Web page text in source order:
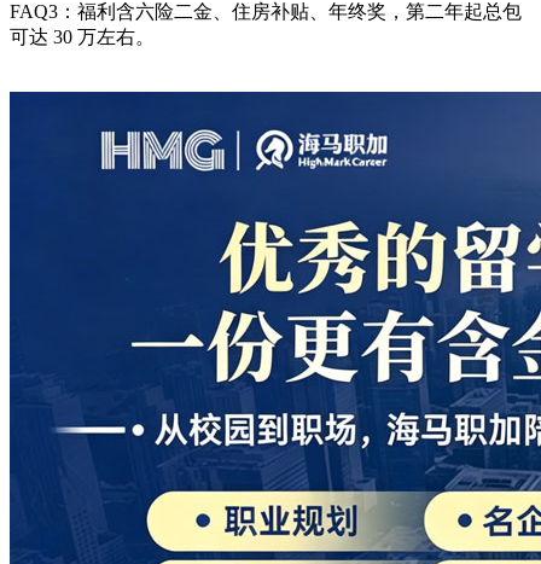
FAQ3：福利含六险二金、住房补贴、年终奖，第二年起总包
可达 30 万左右。